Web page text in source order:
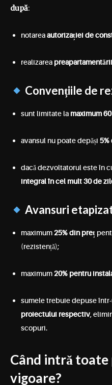
după:
notareaautorizației de
realizarea preapartamentării
Convențiile de
sunt limitate la maximum
avansul nu poate depăși 5%
dacă dezvoltatorul este în
integral în cel mult 30 de
Avansuri
maximum25% din preț
(rezistență);
maximum20% pentru
sumele trebuie depuse
proiectului respectiv,
scopuri.
Când intră
vigoare?